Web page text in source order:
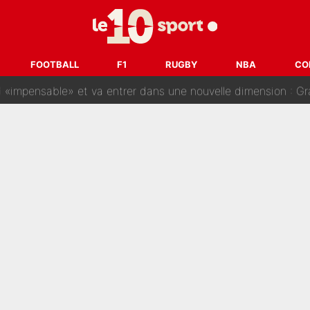
FOOTBALL F1 RUGBY NBA
de Kylian Mbappé au Real Madrid continue de régaler
annonce un premier problème pour Zinedine Zidane en
et va entrer dans une nouvelle dimension :